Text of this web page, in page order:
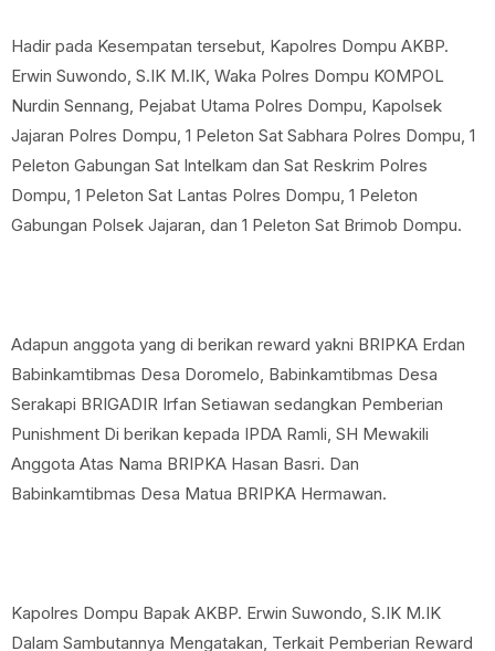
Hadir pada Kesempatan tersebut, Kapolres Dompu AKBP.
Erwin Suwondo, S.IK M.IK, Waka Polres Dompu KOMPOL
Nurdin Sennang, Pejabat Utama Polres Dompu, Kapolsek
Jajaran Polres Dompu, 1 Peleton Sat Sabhara Polres Dompu, 1
Peleton Gabungan Sat Intelkam dan Sat Reskrim Polres
Dompu, 1 Peleton Sat Lantas Polres Dompu, 1 Peleton
Gabungan Polsek Jajaran, dan 1 Peleton Sat Brimob Dompu.
Adapun anggota yang di berikan reward yakni BRIPKA Erdan
Babinkamtibmas Desa Doromelo, Babinkamtibmas Desa
Serakapi BRIGADIR Irfan Setiawan sedangkan Pemberian
Punishment Di berikan kepada IPDA Ramli, SH Mewakili
Anggota Atas Nama BRIPKA Hasan Basri. Dan
Babinkamtibmas Desa Matua BRIPKA Hermawan.
Kapolres Dompu Bapak AKBP. Erwin Suwondo, S.IK M.IK
Dalam Sambutannya Mengatakan, Terkait Pemberian Reward